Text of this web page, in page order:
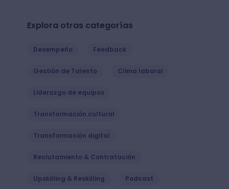
Explora otras categorías
Desempeño Feedback
Gestión de Talento Clima laboral
Liderazgo de equipos
Transformación cultural
Transformación digital
Reclutamiento & Contratación
Upskilling & Reskilling Podcast